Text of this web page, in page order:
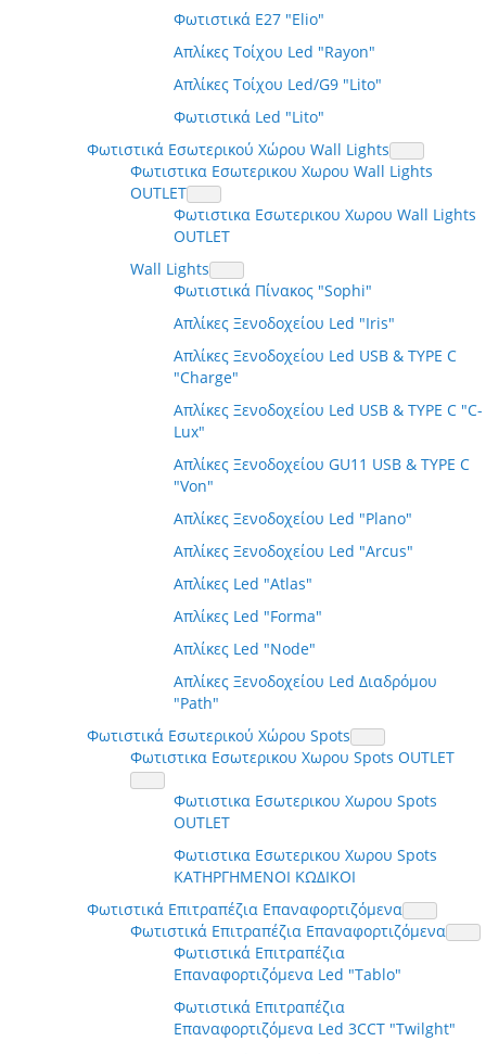
Φωτιστικά E27 "Elio"
Απλίκες Τοίχου Led "Rayon"
Απλίκες Τοίχου Led/G9 "Lito"
Φωτιστικά Led "Lito"
Φωτιστικά Εσωτερικού Χώρου Wall Lights
Φωτιστικα Εσωτερικου Χωρου Wall Lights
OUTLET
Φωτιστικα Εσωτερικου Χωρου Wall Lights
OUTLET
Wall Lights
Φωτιστικά Πίνακος "Sophi"
Απλίκες Ξενοδοχείου Led "Iris"
Απλίκες Ξενοδοχείου Led USB & TYPE C
"Charge"
Απλίκες Ξενοδοχείου Led USB & TYPE C "C-
Lux"
Απλίκες Ξενοδοχείου GU11 USB & TYPE C
"Von"
Απλίκες Ξενοδοχείου Led "Plano"
Απλίκες Ξενοδοχείου Led "Arcus"
Απλίκες Led "Atlas"
Απλίκες Led "Forma"
Απλίκες Led "Node"
Απλίκες Ξενοδοχείου Led Διαδρόμου
"Path"
Φωτιστικά Εσωτερικού Χώρου Spots
Φωτιστικα Εσωτερικου Χωρου Spots OUTLET
Φωτιστικα Εσωτερικου Χωρου Spots
OUTLET
Φωτιστικα Εσωτερικου Χωρου Spots
ΚΑΤΗΡΓΗΜΕΝΟΙ ΚΩΔΙΚΟΙ
Φωτιστικά Επιτραπέζια Επαναφορτιζόμενα
Φωτιστικά Επιτραπέζια Επαναφορτιζόμενα
Φωτιστικά Επιτραπέζια
Επαναφορτιζόμενα Led "Tablo"
Φωτιστικά Επιτραπέζια
Επαναφορτιζόμενα Led 3CCT "Twilght"